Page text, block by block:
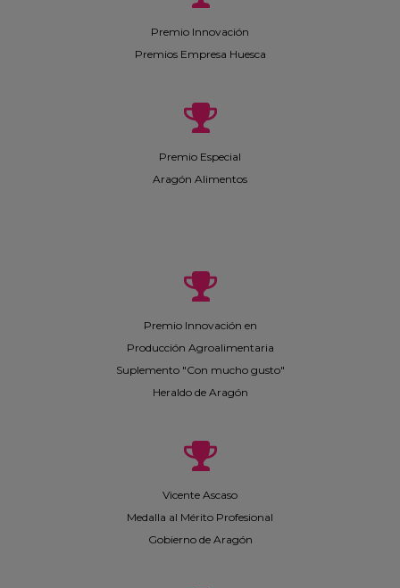
Premio Innovación
Premios Empresa Huesca
Premio Especial
Aragón Alimentos
Premio Innovación en
Producción Agroalimentaria
Suplemento "Con mucho gusto"
Heraldo de Aragón
Vicente Ascaso
Medalla al Mérito Profesional
Gobierno de Aragón